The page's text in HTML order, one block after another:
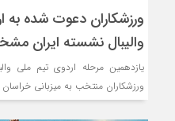
ورزشکاران دعوت شده به
والیبال نشسته ایران
یازدهمین مرحله اردوی تیم ملی
ورزشکاران منتخب به میزبانی